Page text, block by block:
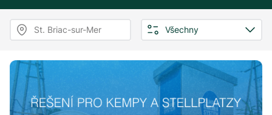
St. Briac-sur-Mer Všechny